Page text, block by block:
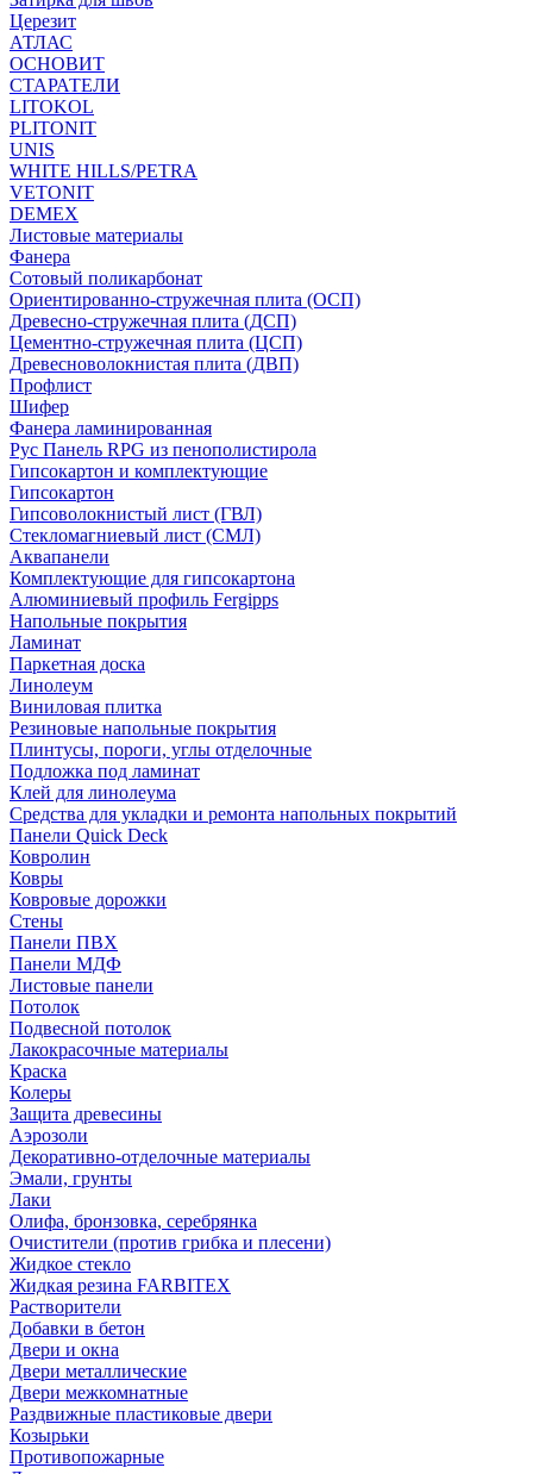
Церезит
АТЛАС
ОСНОВИТ
СТАРАТЕЛИ
LITOKOL
PLITONIT
UNIS
WHITE HILLS/PETRA
VETONIT
DEMEX
Листовые материалы
Фанера
Сотовый поликарбонат
Ориентированно-стружечная плита (ОСП)
Древесно-стружечная плита (ДСП)
Цементно-стружечная плита (ЦСП)
Древесноволокнистая плита (ДВП)
Профлист
Шифер
Фанера ламинированная
Рус Панель RPG из пенополистирола
Гипсокартон и комплектующие
Гипсокартон
Гипсоволокнистый лист (ГВЛ)
Стекломагниевый лист (СМЛ)
Аквапанели
Комплектующие для гипсокартона
Алюминиевый профиль Fergipps
Напольные покрытия
Ламинат
Паркетная доска
Линолеум
Виниловая плитка
Резиновые напольные покрытия
Плинтусы, пороги, углы отделочные
Подложка под ламинат
Клей для линолеума
Средства для укладки и ремонта напольных покрытий
Панели Quick Deck
Ковролин
Ковры
Ковровые дорожки
Стены
Панели ПВХ
Панели МДФ
Листовые панели
Потолок
Подвесной потолок
Лакокрасочные материалы
Краска
Колеры
Защита древесины
Аэрозоли
Декоративно-отделочные материалы
Эмали, грунты
Лаки
Олифа, бронзовка, серебрянка
Очистители (против грибка и плесени)
Жидкое стекло
Жидкая резина FARBITEX
Растворители
Добавки в бетон
Двери и окна
Двери металлические
Двери межкомнатные
Раздвижные пластиковые двери
Козырьки
Противопожарные